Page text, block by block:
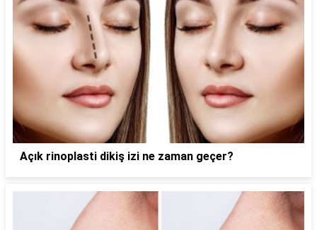
Açık rinoplasti dikiş izi ne zaman geçer?